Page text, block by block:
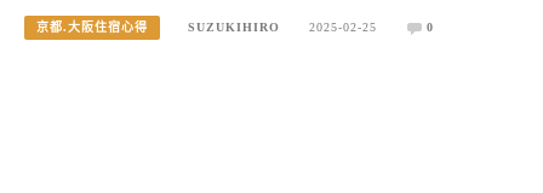
京都.大阪住宿心得 SUZUKIHIRO 2025-02-25 0